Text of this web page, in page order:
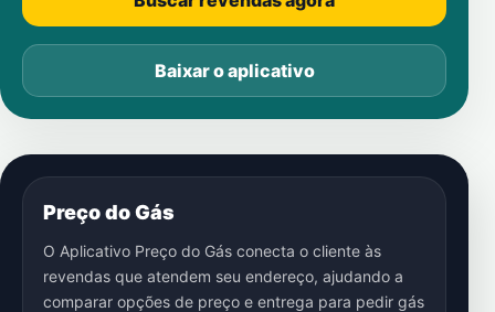
Baixar o aplicativo
Preço do Gás
O Aplicativo Preço do Gás conecta o cliente às
revendas que atendem seu endereço, ajudando a
comparar opções de preço e entrega para pedir gás